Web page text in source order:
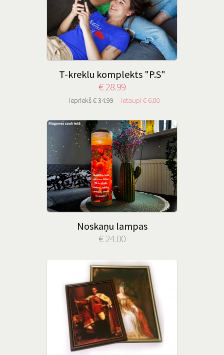
T-kreklu komplekts "P.S"
€ 28.99
iepriekš € 34.99 ietaupi € 6.00
Noskaņu lampas
€ 24.00